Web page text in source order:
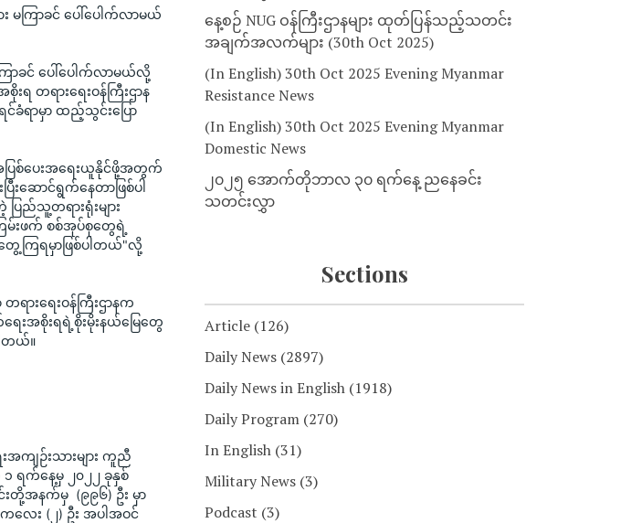
မကြာခင် ပေါ်ပေါက်လာမယ်
ာခင် ပေါ်ပေါက်လာမယ်လို့
ရ တရားရေးဝန်ကြီးဌာန
င်ခံရာမှာ ထည့်သွင်းပြော
ြစ်ပေးအရေးယူနိုင်ဖို့အတွက်
းဆောင်ရွက်နေတာဖြစ်ပါ
ြည်သူ့တရားရုံးများ
မ်းဖက် စစ်အုပ်စုတွေရဲ့
ကြရမှာဖြစ်ပါတယ်"လို့
ားရေးဝန်ကြီးဌာနက
းအစိုးရရဲ့စိုးမိုးနယ်မြေတွေ
တယ်။
ျဉ်းသားများ ကူညီ
၁ ရက်နေ့မှ ၂၀၂၂ ခုနှစ်
းတို့အနက်မှ  (၉၉၆) ဦး မှာ
ေး (၂) ဦး အပါအဝင်
နေ့စဉ် NUG ဝန်ကြီးဌာနများ ထုတ်ပြန်သည့်သတင်း
အချက်အလက်များ (30th Oct 2025)
(In English) 30th Oct 2025 Evening Myanmar
Resistance News
(In English) 30th Oct 2025 Evening Myanmar
Domestic News
၂၀၂၅ အောက်တိုဘာလ ၃၀ ရက်နေ့ ညနေခင်း
သတင်းလွှာ
Sections
Article (126)
Daily News (2897)
Daily News in English (1918)
Daily Program (270)
In English (31)
Military News (3)
Podcast (3)